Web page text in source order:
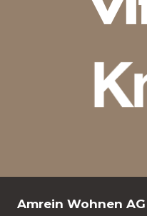
Amrein Wohnen AG